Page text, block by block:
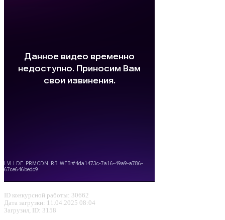
ID конкурсной работы: 30662
Дата загрузки: 11.04.2025 08:04
Загрузил, ID: 3158